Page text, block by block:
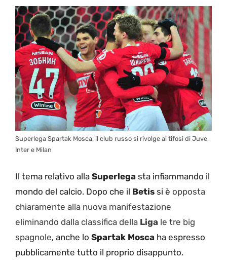
Superlega Spartak Mosca, il club russo si rivolge ai tifosi di Juve,
Inter e Milan
Il tema relativo alla Superlega sta infiammando il
mondo del calcio. Dopo che il Betis si è opposta
chiaramente alla nuova manifestazione
eliminando dalla classifica della Liga le tre big
spagnole, anche lo Spartak Mosca ha espresso
pubblicamente tutto il proprio disappunto.